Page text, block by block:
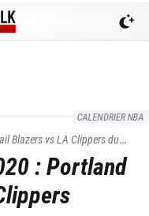
CALENDRIER NBA
Blazers vsLA Clippersdu
:Portland